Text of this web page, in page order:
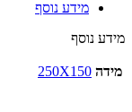
מידע נוסף
מידע נוסף
מידה 250X150